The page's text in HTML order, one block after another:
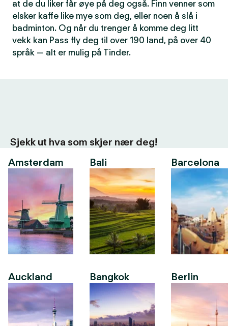
at de du liker får øye på deg også. Finn venner som
elsker kaffe like mye som deg, eller noen å slå i
badminton. Og når du trenger å komme deg litt
vekk kan Pass fly deg til over 190 land, på over 40
språk — alt er mulig på Tinder.
Sjekk ut hva som skjer nær deg!
Amsterdam
Auckland
Bali
Bangkok
Barcelona
Berlin